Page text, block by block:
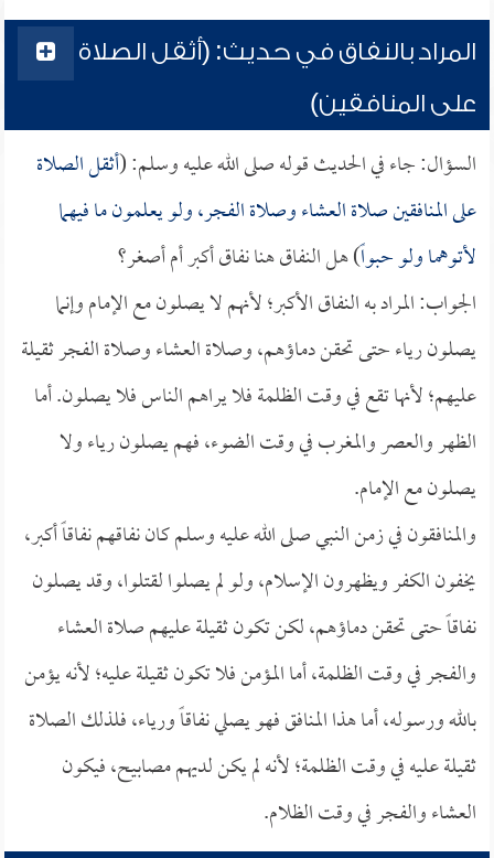
المراد بالنفاق في حديث: (أثقل الصلاة
على المنافقين)
السؤال: جاء في الحديث قوله صلى الله عليه وسلم: (أثقل الصلاة
على المنافقين صلاة العشاء وصلاة الفجر، ولو يعلمون ما فيهما
لأتوهما ولو حبواً) هل النفاق هنا نفاق أكبر أم أصغر؟
الجواب: المراد به النفاق الأكبر؛ لأنهم لا يصلون مع الإمام وإنما
يصلون رياء حتى تحقن دماؤهم، وصلاة العشاء وصلاة الفجر ثقيلة
عليهم؛ لأنها تقع في وقت الظلمة فلا يراهم الناس فلا يصلون. أما
الظهر والعصر والمغرب في وقت الضوء، فهم يصلون رياء ولا
يصلون مع الإمام.
والمنافقون في زمن النبي صلى الله عليه وسلم كان نفاقهم نفاقاً أكبر،
يخفون الكفر ويظهرون الإسلام، ولو لم يصلوا لقتلوا، وقد يصلون
نفاقاً حتى تحقن دماؤهم، لكن تكون ثقيلة عليهم صلاة العشاء
والفجر في وقت الظلمة، أما المؤمن فلا تكون ثقيلة عليه؛ لأنه يؤمن
بالله ورسوله، أما هذا المنافق فهو يصلي نفاقاً ورياء، فلذلك الصلاة
ثقيلة عليه في وقت الظلمة؛ لأنه لم يكن لديهم مصابيح، فيكون
العشاء والفجر في وقت الظلام.